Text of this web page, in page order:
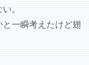
。
一瞬考えたけど翅